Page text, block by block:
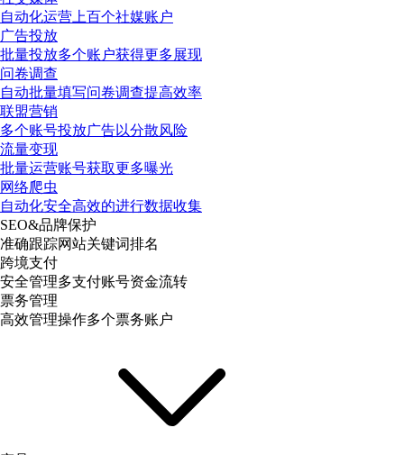
自动化运营上百个社媒账户
广告投放
批量投放多个账户获得更多展现
问卷调查
自动批量填写问卷调查提高效率
联盟营销
多个账号投放广告以分散风险
流量变现
批量运营账号获取更多曝光
网络爬虫
自动化安全高效的进行数据收集
SEO&品牌保护
准确跟踪网站关键词排名
跨境支付
安全管理多支付账号资金流转
票务管理
高效管理操作多个票务账户